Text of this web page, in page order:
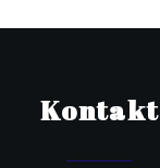
Kontakt